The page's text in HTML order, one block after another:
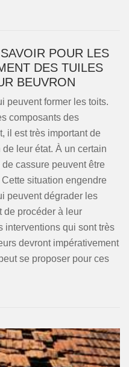
POUR LES
DES TUILES
BEUVRON
peuvent former les toits.
composants des
il est très important de
leur état. À un certain
cassure peuvent être
situation engendre
peuvent dégrader les
de procéder à leur
interventions qui sont très
devront impérativement
se proposer pour ces